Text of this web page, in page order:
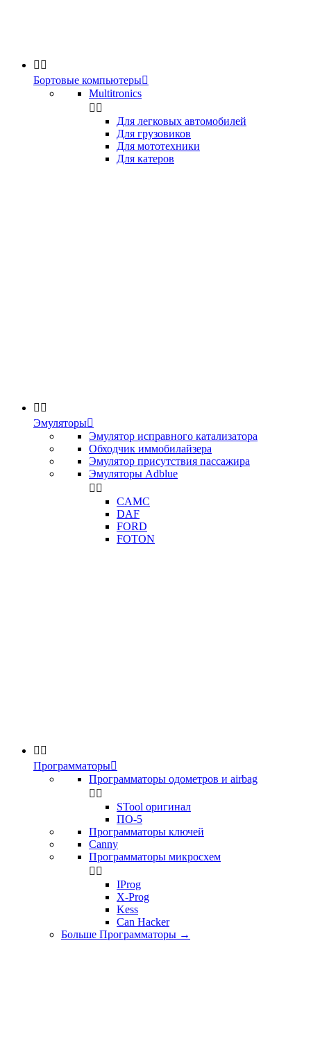
 
Бортовые компьютеры
Multitronics
 
Для легковых автомобилей
Для грузовиков
Для мототехники
Для катеров
 
Эмуляторы
Эмулятор исправного катализатора
Обходчик иммобилайзера
Эмулятор присутствия пассажира
Эмуляторы Adblue
 
CAMC
DAF
FORD
FOTON
 
Программаторы
Программаторы одометров и airbag
 
STool оригинал
ПО-5
Программаторы ключей
Canny
Программаторы микросхем
 
IProg
X-Prog
Kess
Can Hacker
Больше Программаторы →